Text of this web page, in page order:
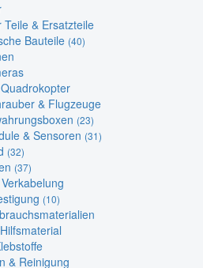
Teile & Ersatzteile
Bauteile (40)
& Flugzeuge
(23)
& Sensoren (31)
(32)
(37)
(10)
& Reinigung